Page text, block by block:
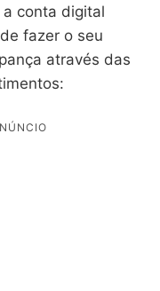
conta digital
fazer o seu
através das